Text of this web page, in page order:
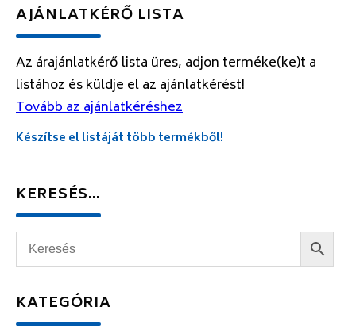
AJÁNLATKÉRŐ LISTA
Az árajánlatkérő lista üres, adjon terméke(ke)t a
listához és küldje el az ajánlatkérést!
Tovább az ajánlatkéréshez
Készítse el listáját több termékből!
KERESÉS…
KATEGÓRIA